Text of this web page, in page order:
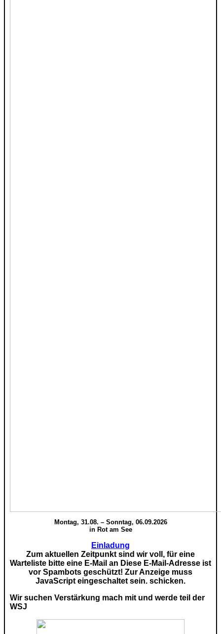
Montag, 31.08. – Sonntag, 06.09.2026
in Rot am See
Einladung
Zum aktuellen Zeitpunkt sind wir voll, für eine
Warteliste bitte eine E-Mail an Diese E-Mail-Adresse ist
vor Spambots geschützt! Zur Anzeige muss
JavaScript eingeschaltet sein. schicken.
Wir suchen Verstärkung mach mit und werde teil der
WSJ